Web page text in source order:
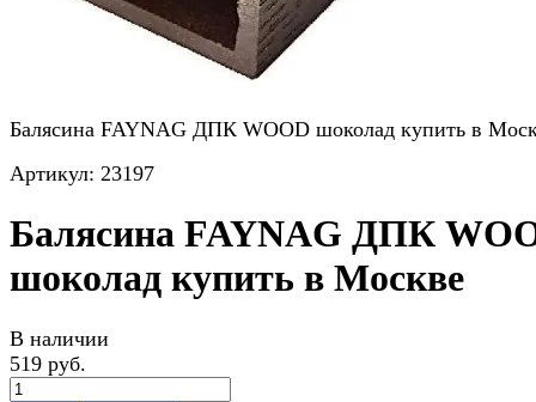
Балясина FAYNAG ДПК WOOD шоколад купить в
Артикул: 23197
Балясина FAYNAG ДПК
шоколад купить в Москве
В наличии
519 руб.